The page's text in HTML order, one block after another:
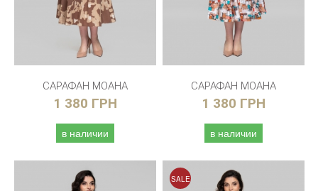
САРАФАН МОАНА
1 380 ГРН
в наличии
САРАФАН МОАНА
1 380 ГРН
в наличии
SALE